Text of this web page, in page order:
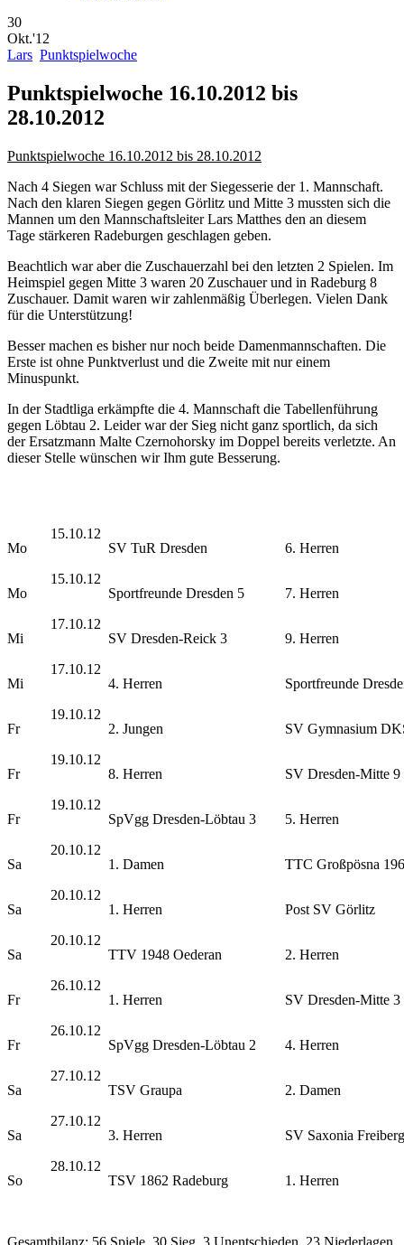
30
Okt.'12
Lars Punktspielwoche
Punktspielwoche 16.10.2012 bis
28.10.2012
Punktspielwoche 16.10.2012 bis 28.10.2012
Nach 4 Siegen war Schluss mit der Siegesserie der 1. Mannschaft.
Nach den klaren Siegen gegen Görlitz und Mitte 3 mussten sich die
Mannen um den Mannschaftsleiter Lars Matthes den an diesem
Tage stärkeren Radeburgen geschlagen geben.
Beachtlich war aber die Zuschauerzahl bei den letzten 2 Spielen. Im
Heimspiel gegen Mitte 3 waren 20 Zuschauer und in Radeburg 8
Zuschauer. Damit waren wir zahlenmäßig Überlegen. Vielen Dank
für die Unterstützung!
Besser machen es bisher nur noch beide Damenmannschaften. Die
Erste ist ohne Punktverlust und die Zweite mit nur einem
Minuspunkt.
In der Stadtliga erkämpfte die 4. Mannschaft die Tabellenführung
gegen Löbtau 2. Leider war der Sieg nicht ganz sportlich, da sich
der Ersatzmann Malte Czernohorsky im Doppel bereits verletzte. An
dieser Stelle wünschen wir Ihm gute Besserung.
Mo
15.10.12
SV TuR Dresden
6. Herren
Mo
15.10.12
Sportfreunde Dresden 5
7. Herren
Mi
17.10.12
SV Dresden-Reick 3
9. Herren
Mi
17.10.12
4. Herren
Sportfreunde
Fr
19.10.12
2. Jungen
SV Gymnasium
Fr
19.10.12
8. Herren
SV Dresden-Mitte 9
Fr
19.10.12
SpVgg Dresden-Löbtau 3
5. Herren
Sa
20.10.12
1. Damen
TTC Großpösna
Sa
20.10.12
1. Herren
Post SV Görlitz
Sa
20.10.12
TTV 1948 Oederan
2. Herren
Fr
26.10.12
1. Herren
SV Dresden-Mitte 3
Fr
26.10.12
SpVgg Dresden-Löbtau 2
4. Herren
Sa
27.10.12
TSV Graupa
2. Damen
Sa
27.10.12
3. Herren
SV Saxonia Freiberg
So
28.10.12
TSV 1862 Radeburg
1. Herren
Gesamtbilanz: 56 Spiele, 30 Sieg, 3 Unentschieden, 23 Niederlagen